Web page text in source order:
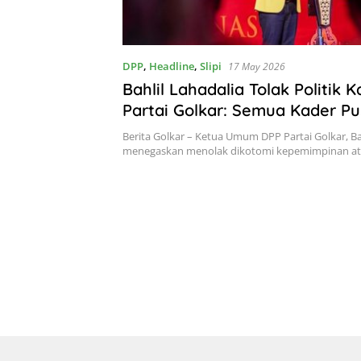
DPP, Headline, Slipi 17 May 2026
Bahlil Lahadalia Tolak Politik
Partai Golkar: Semua Kader
Kesempatan yang Sama!
Berita Golkar – Ketua Umum DPP Partai Golkar,
menegaskan menolak dikotomi kepemimpinan